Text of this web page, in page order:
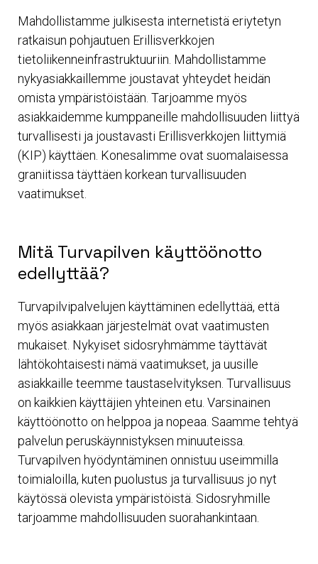
Mahdollistamme julkisesta internetistä eriytetyn
ratkaisun pohjautuen Erillisverkkojen
tietoliikenneinfrastruktuuriin. Mahdollistamme
nykyasiakkaillemme joustavat yhteydet heidän
omista ympäristöistään. Tarjoamme myös
asiakkaidemme kumppaneille mahdollisuuden liittyä
turvallisesti ja joustavasti Erillisverkkojen liittymiä
(KIP) käyttäen. Konesalimme ovat suomalaisessa
graniitissa täyttäen korkean turvallisuuden
vaatimukset.
Mitä Turvapilven käyttöönotto
edellyttää?
Turvapilvipalvelujen käyttäminen edellyttää, että
myös asiakkaan järjestelmät ovat vaatimusten
mukaiset. Nykyiset sidosryhmämme täyttävät
lähtökohtaisesti nämä vaatimukset, ja uusille
asiakkaille teemme taustaselvityksen. Turvallisuus
on kaikkien käyttäjien yhteinen etu. Varsinainen
käyttöönotto on helppoa ja nopeaa. Saamme tehtyä
palvelun peruskäynnistyksen minuuteissa.
Turvapilven hyödyntäminen onnistuu useimmilla
toimialoilla, kuten puolustus ja turvallisuus jo nyt
käytössä olevista ympäristöistä. Sidosryhmille
tarjoamme mahdollisuuden suorahankintaan.